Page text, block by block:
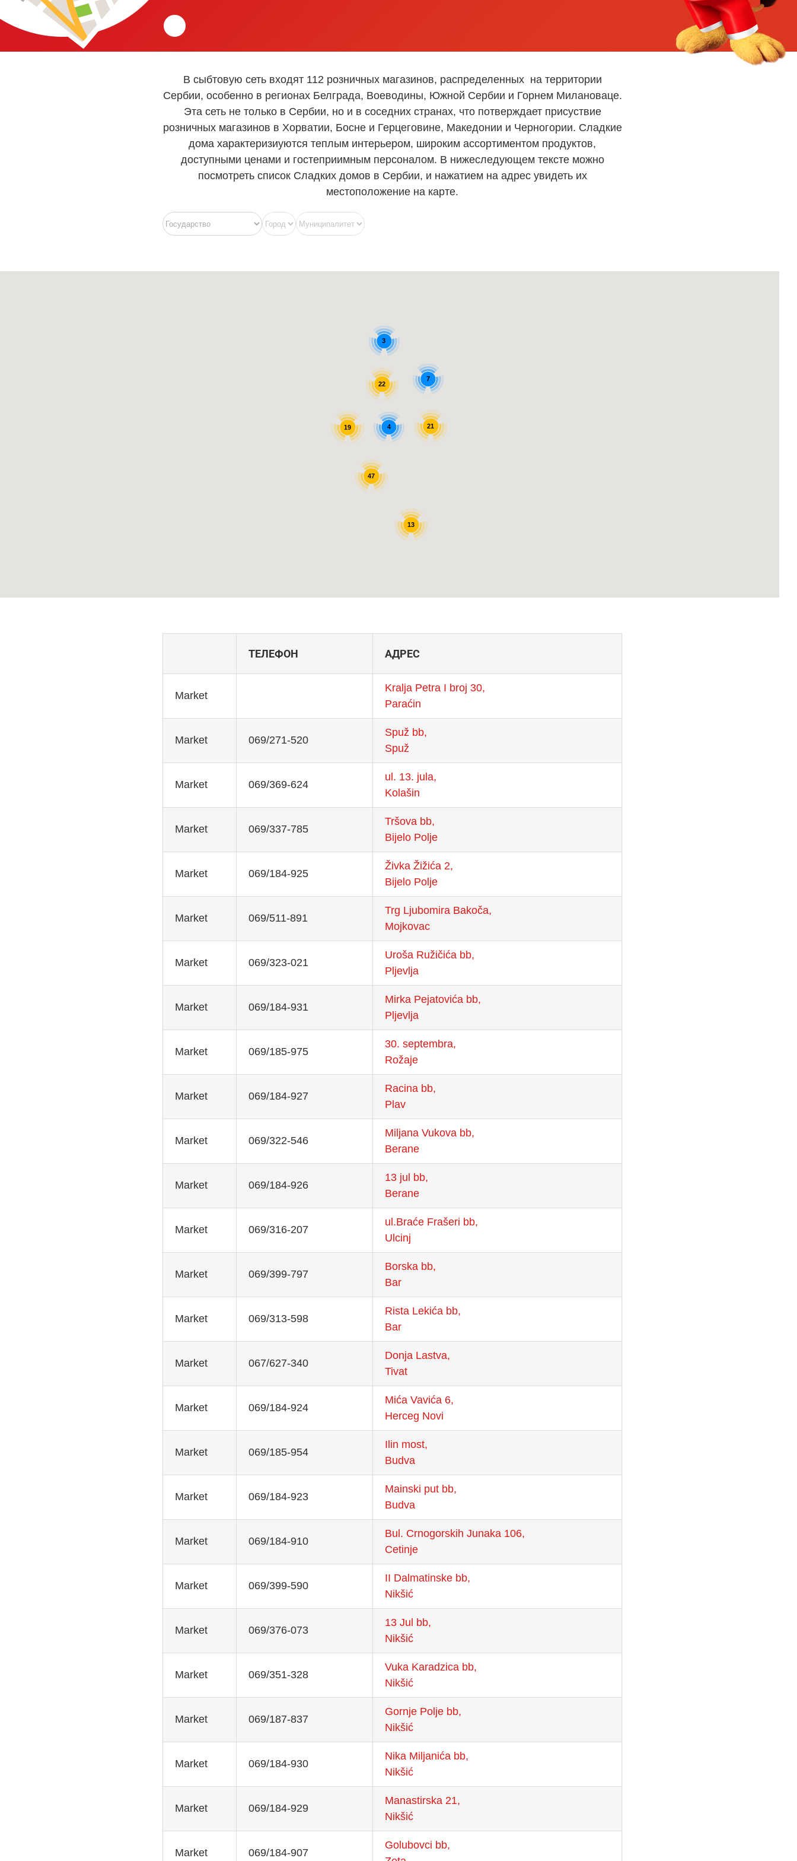
В сыбтовую сеть входят 112 розничных магазинов, распределенных на территории
Сербии, особенно в регионах Белграда, Воеводины, Южной Сербии и Горнем Милановаце.
Эта сеть не только в Сербии, но и в соседних странах, что потверждает присуствие
розничных магазинов в Хорватии, Босне и Герцеговине, Македонии и Черногории. Сладкие
дома характеризиуются теплым интерьером, широким ассортиментом продуктов,
доступными ценами и гостеприимным персоналом. В нижеследующем тексте можно
посмотреть список Сладких домов в Сербии, и нажатием на адрес увидеть их
местоположение на карте.
21
47
22
19
13
4
7
3
ТЕЛЕФОН АДРЕС
Market
Kralja Petra I broj 30,
Paraćin
Market 069/271-520
Spuž bb,
Spuž
Market 069/369-624
ul. 13. jula,
Kolašin
Market 069/337-785
Tršova bb,
Bijelo Polje
Market 069/184-925
Živka Žižića 2,
Bijelo Polje
Market 069/511-891
Trg Ljubomira Bakoča,
Mojkovac
Market 069/323-021
Uroša Ružičića bb,
Pljevlja
Market 069/184-931
Mirka Pejatovića bb,
Pljevlja
Market 069/185-975
30. septembra,
Rožaje
Market 069/184-927
Racina bb,
Plav
Market 069/322-546
Miljana Vukova bb,
Berane
Market 069/184-926
13 jul bb,
Berane
Market 069/316-207
ul.Braće Frašeri bb,
Ulcinj
Market 069/399-797
Borska bb,
Bar
Market 069/313-598
Rista Lekića bb,
Bar
Market 067/627-340
Donja Lastva,
Tivat
Market 069/184-924
Mića Vavića 6,
Herceg Novi
Market 069/185-954
Ilin most,
Budva
Market 069/184-923
Mainski put bb,
Budva
Market 069/184-910
Bul. Crnogorskih Junaka 106,
Cetinje
Market 069/399-590
II Dalmatinske bb,
Nikšić
Market 069/376-073
13 Jul bb,
Nikšić
Market 069/351-328
Vuka Karadzica bb,
Nikšić
Market 069/187-837
Gornje Polje bb,
Nikšić
Market 069/184-930
Nika Miljanića bb,
Nikšić
Market 069/184-929
Manastirska 21,
Nikšić
Market 069/184-907
Golubovci bb,